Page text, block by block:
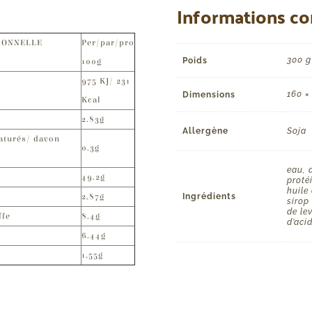
Per/par/pro
100g
975 KJ/ 231
Kcal
2.83g
davon
0.3g
49.2g
2,87g
8.4g
6.44g
1,55g
Informations
Poids 300 g
Dimensions 160
Allergène Soja
Ingrédients
eau,
huile
sirop
de